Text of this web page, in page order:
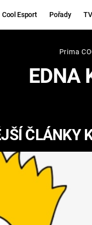
Cool Esport Pořady
Hry
COME:
ESPORT
Prima
EDNA
ČLÁNKY